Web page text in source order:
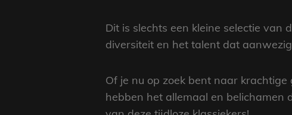
Dit is slechts een kleine selectie
diversiteit en het talent dat
Of je nu op zoek bent naar
hebben het allemaal en belichamen